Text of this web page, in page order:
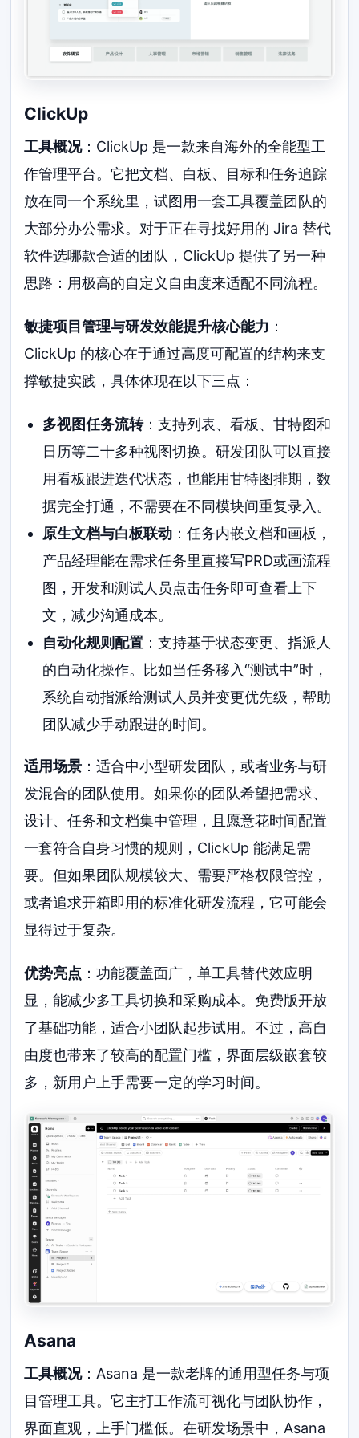
ClickUp
工具概况：ClickUp 是一款来自海外的全能型工
作管理平台。它把文档、白板、目标和任务追踪
放在同一个系统里，试图用一套工具覆盖团队的
大部分办公需求。对于正在寻找好用的 Jira 替代
软件选哪款合适的团队，ClickUp 提供了另一种
思路：用极高的自定义自由度来适配不同流程。
敏捷项目管理与研发效能提升核心能力 ：
ClickUp 的核心在于通过高度可配置的结构来支
撑敏捷实践，具体体现在以下三点：
多视图任务流转：支持列表、看板、甘特图和
日历等二十多种视图切换。研发团队可以直接
用看板跟进迭代状态，也能用甘特图排期，数
据完全打通，不需要在不同模块间重复录入。
原生文档与白板联动：任务内嵌文档和画板，
产品经理能在需求任务里直接写PRD或画流程
图，开发和测试人员点击任务即可查看上下
文，减少沟通成本。
自动化规则配置：支持基于状态变更、指派人
的自动化操作。比如当任务移入“测试中”时，
系统自动指派给测试人员并变更优先级，帮助
团队减少手动跟进的时间。
适用场景 ：适合中小型研发团队，或者业务与研
发混合的团队使用。如果你的团队希望把需求、
设计、任务和文档集中管理，且愿意花时间配置
一套符合自身习惯的规则，ClickUp 能满足需
要。但如果团队规模较大、需要严格权限管控，
或者追求开箱即用的标准化研发流程，它可能会
显得过于复杂。
优势亮点 ：功能覆盖面广，单工具替代效应明
显，能减少多工具切换和采购成本。免费版开放
了基础功能，适合小团队起步试用。不过，高自
由度也带来了较高的配置门槛，界面层级嵌套较
多，新用户上手需要一定的学习时间。
Asana
工具概况：Asana 是一款老牌的通用型任务与项
目管理工具。它主打工作流可视化与团队协作，
界面直观，上手门槛低。在研发场景中，Asana